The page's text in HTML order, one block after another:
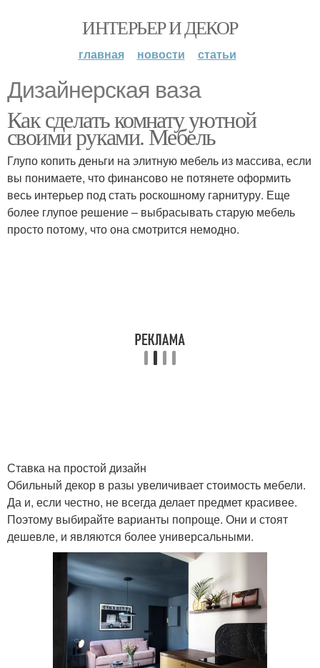
ИНТЕРЬЕР И ДЕКОР
главная новости статьи
Дизайнерская ваза
Как сделать комнату уютной
своими руками. Мебель
Глупо копить деньги на элитную мебель из массива, если
вы понимаете, что финансово не потянете оформить
весь интерьер под стать роскошному гарнитуру. Еще
более глупое решение – выбрасывать старую мебель
просто потому, что она смотрится немодно.
Ставка на простой дизайн
Обильный декор в разы увеличивает стоимость мебели.
Да и, если честно, не всегда делает предмет красивее.
Поэтому выбирайте варианты попроще. Они и стоят
дешевле, и являются более универсальными.